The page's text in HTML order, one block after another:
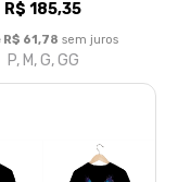
R$ 185,35
R$ 61,78 sem juros
P, M, G, GG